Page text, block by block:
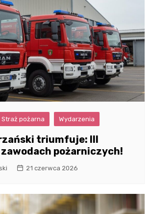
Straż pożarna Wydarzenia
triumfuje: III
pożarniczych!
21 czerwca 2026